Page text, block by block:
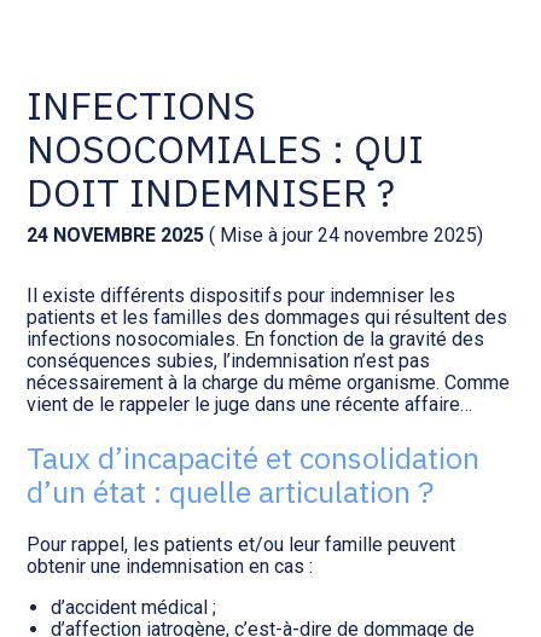
Social et ressources humaines
Assistance juridique
Audit légal
Gestion de patrimoine
Procédures collectives
Transition numérique
Tenue de votre comptabilité :
ACD
Facturation et pilotage :
Facturation et pilotage : MEG
Analyse et tableau de bord :
WAIBI
Gérer vos ressources
humaines : SILAE
INFECTIONS
NOSOCOMIALES : QUI
DOIT INDEMNISER ?
24 NOVEMBRE 2025 ( Mise à jour 24 novembre 2025)
Il existe différents dispositifs pour indemniser les
patients et les familles des dommages qui résultent des
infections nosocomiales. En fonction de la gravité des
conséquences subies, l’indemnisation n’est pas
nécessairement à la charge du même organisme. Comme
vient de le rappeler le juge dans une récente affaire…
Taux d’incapacité et consolidation
d’un état : quelle articulation ?
Pour rappel, les patients et/ou leur famille peuvent
obtenir une indemnisation en cas :
d’accident médical ;
d’affection iatrogène, c’est-à-dire de dommage de